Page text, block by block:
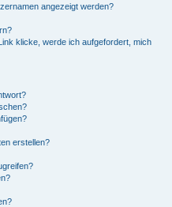
angezeigt werden?
klicke, werde ich aufgefordert, mich
erstellen?